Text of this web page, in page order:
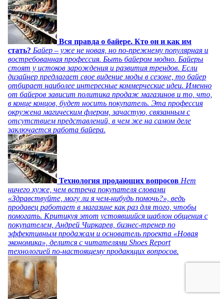
Вся правда о байере. Кто он и как им
стать? Байер – уже не новая, но по-прежнему популярная и
востребованная профессия. Быть байером модно. Байеры
стоят у истоков зарождения и развития трендов. Если
дизайнер предлагает свое видение моды в сезоне, то байер
отбирает наиболее интересные коммерческие идеи. Именно
от байеров зависит политика продаж магазинов и то, что,
в конце концов, будет носить покупатель. Эта профессия
окружена магическим флером, зачастую, связанным с
отсутствием представлений, в чем же на самом деле
заключается работа байера.
Технология продающих вопросов Нет
ничего хуже, чем встреча покупателя словами
«Здравствуйте, могу ли я чем-нибудь помочь?», ведь
продавец работает в магазине как раз для того, чтобы
помогать. Критикуя этот устоявшийся шаблон общения с
покупателем, Андрей Чиркарев, бизнес-тренер по
эффективным продажам и основатель проекта «Новая
экономика», делится с читателями Shoes Report
технологией по-настоящему продающих вопросов.